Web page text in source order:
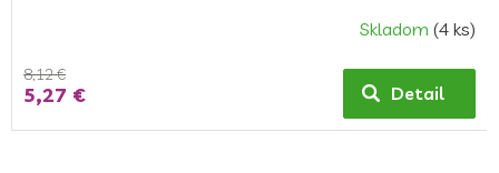
Skladom (4 ks)
8,12 €
5,27 € Detail